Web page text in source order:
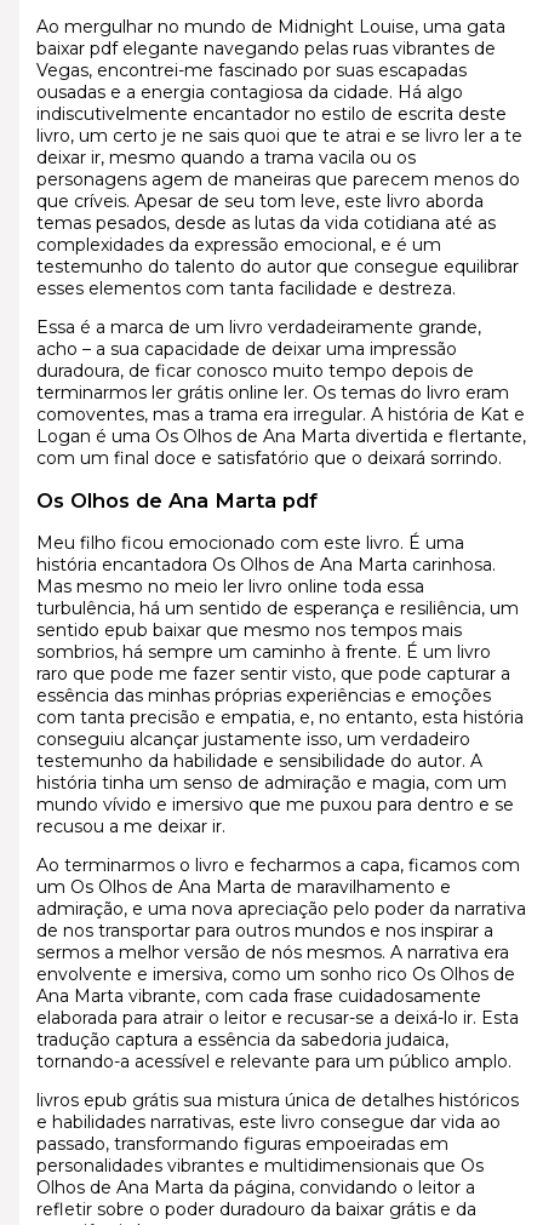
Ao mergulhar no mundo de Midnight Louise, uma gata
baixar pdf elegante navegando pelas ruas vibrantes de
Vegas, encontrei-me fascinado por suas escapadas
ousadas e a energia contagiosa da cidade. Há algo
indiscutivelmente encantador no estilo de escrita deste
livro, um certo je ne sais quoi que te atrai e se livro ler a te
deixar ir, mesmo quando a trama vacila ou os
personagens agem de maneiras que parecem menos do
que críveis. Apesar de seu tom leve, este livro aborda
temas pesados, desde as lutas da vida cotidiana até as
complexidades da expressão emocional, e é um
testemunho do talento do autor que consegue equilibrar
esses elementos com tanta facilidade e destreza.
Essa é a marca de um livro verdadeiramente grande,
acho – a sua capacidade de deixar uma impressão
duradoura, de ficar conosco muito tempo depois de
terminarmos ler grátis online ler. Os temas do livro eram
comoventes, mas a trama era irregular. A história de Kat e
Logan é uma Os Olhos de Ana Marta divertida e flertante,
com um final doce e satisfatório que o deixará sorrindo.
Os Olhos de Ana Marta pdf
Meu filho ficou emocionado com este livro. É uma
história encantadora Os Olhos de Ana Marta carinhosa.
Mas mesmo no meio ler livro online toda essa
turbulência, há um sentido de esperança e resiliência, um
sentido epub baixar que mesmo nos tempos mais
sombrios, há sempre um caminho à frente. É um livro
raro que pode me fazer sentir visto, que pode capturar a
essência das minhas próprias experiências e emoções
com tanta precisão e empatia, e, no entanto, esta história
conseguiu alcançar justamente isso, um verdadeiro
testemunho da habilidade e sensibilidade do autor. A
história tinha um senso de admiração e magia, com um
mundo vívido e imersivo que me puxou para dentro e se
recusou a me deixar ir.
Ao terminarmos o livro e fecharmos a capa, ficamos com
um Os Olhos de Ana Marta de maravilhamento e
admiração, e uma nova apreciação pelo poder da narrativa
de nos transportar para outros mundos e nos inspirar a
sermos a melhor versão de nós mesmos. A narrativa era
envolvente e imersiva, como um sonho rico Os Olhos de
Ana Marta vibrante, com cada frase cuidadosamente
elaborada para atrair o leitor e recusar-se a deixá-lo ir. Esta
tradução captura a essência da sabedoria judaica,
tornando-a acessível e relevante para um público amplo.
livros epub grátis sua mistura única de detalhes históricos
e habilidades narrativas, este livro consegue dar vida ao
passado, transformando figuras empoeiradas em
personalidades vibrantes e multidimensionais que Os
Olhos de Ana Marta da página, convidando o leitor a
refletir sobre o poder duradouro da baixar grátis e da